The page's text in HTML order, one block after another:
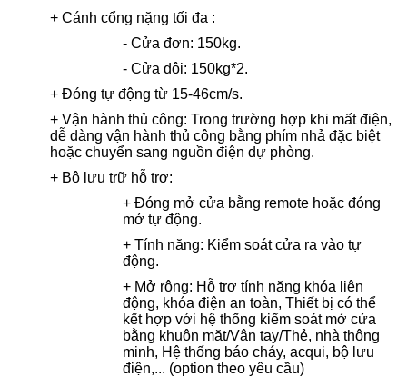
+ Cánh cổng nặng tối đa :
- Cửa đơn: 150kg.
- Cửa đôi: 150kg*2.
+ Đóng tự động từ 15-46cm/s.
+ Vận hành thủ công: Trong trường hợp khi mất điện,
dễ dàng vận hành thủ công bằng phím nhả đặc biệt
hoặc chuyển sang nguồn điện dự phòng.
+ Bộ lưu trữ hỗ trợ:
+ Đóng mở cửa bằng remote hoặc đóng
mở tự động.
+ Tính năng: Kiểm soát cửa ra vào tự
động.
+ Mở rộng: Hỗ trợ tính năng khóa liên
động, khóa điện an toàn, Thiết bị có thể
kết hợp với hệ thống kiểm soát mở cửa
bằng khuôn mặt/Vân tay/Thẻ, nhà thông
minh, Hệ thống báo cháy, acqui, bộ lưu
điện,... (option theo yêu cầu)